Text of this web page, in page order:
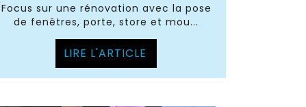
Focus sur une rénovation avec la pose
de fenêtres, porte, store et mou...
LIRE L'ARTICLE